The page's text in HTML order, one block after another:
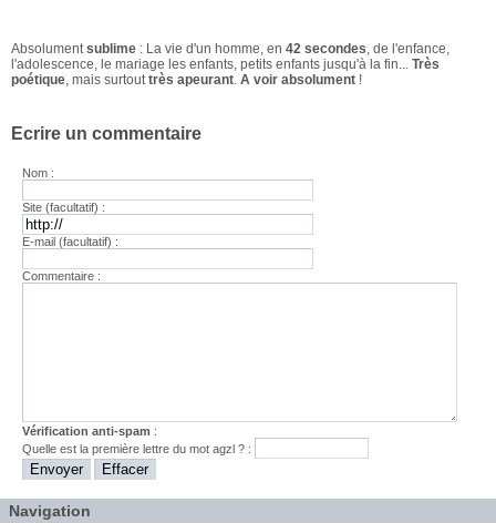
Absolumentsublime : La vie d'un homme, en 42 secondes, de l'enfance,
l'adolescence, le mariage les enfants, petits enfants jusqu'à la fin... Très
poétique, mais surtouttrès apeurant. A voir absolument !
Ecrire un commentaire
Nom :
Site (facultatif) :
E-mail (facultatif) :
Commentaire :
Vérification anti-spam :
Quelle est lapremière lettre du motagzl ? :
Navigation